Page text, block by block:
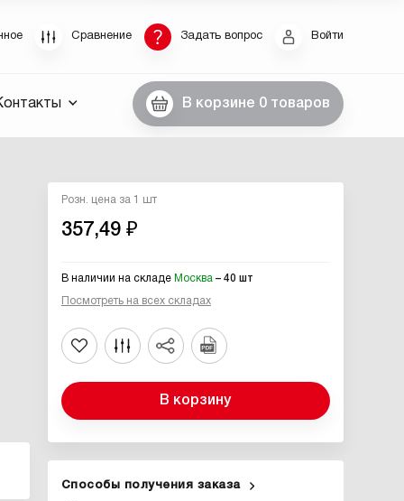
Сравнение Задать вопрос Войти
В корзине 0 товаров
Розн. цена за 1 шт
357,49 ₽
В наличии на складе Москва – 40 шт
Посмотреть на всех складах
В корзину
Способы получения заказа
пароля
пароль, введите E-Mail. Контрольная строка
а также ваши регистрационные данные,
вам по E-Mail.
для восстановления